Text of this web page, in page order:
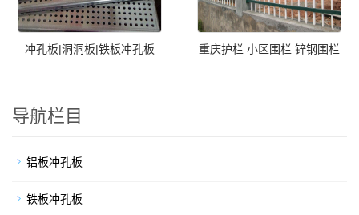
冲孔板|洞洞板|铁板冲孔板 重庆护栏 小区围栏 锌钢围栏
导航栏目
铝板冲孔板
铁板冲孔板